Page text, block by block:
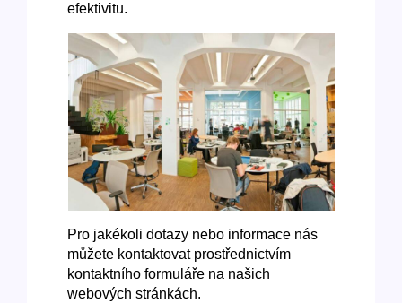
efektivitu.
Pro jakékoli dotazy nebo informace nás
můžete kontaktovat prostřednictvím
kontaktního formuláře na našich
webových stránkách.